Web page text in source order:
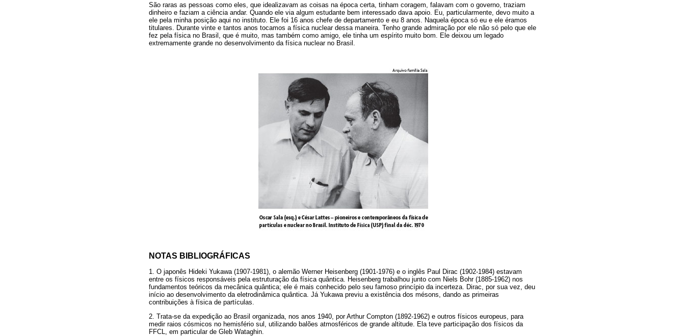
São raras as pessoas como eles, que idealizavam as coisas na época certa, tinham coragem, falavam com o governo, traziam
dinheiro e faziam a ciência andar. Quando ele via algum estudante bem interessado dava apoio. Eu, particularmente, devo muito a
ele pela minha posição aqui no instituto. Ele foi 16 anos chefe de departamento e eu 8 anos. Naquela época só eu e ele éramos
titulares. Durante vinte e tantos anos tocamos a física nuclear dessa maneira. Tenho grande admiração por ele não só pelo que ele
fez pela física no Brasil, que é muito, mas também como amigo, ele tinha um espírito muito bom. Ele deixou um legado
extremamente grande no desenvolvimento da física nuclear no Brasil.
NOTAS BIBLIOGRÁFICAS
1. O japonês Hideki Yukawa (1907-1981), o alemão Werner Heisenberg (1901-1976) e o inglês Paul Dirac (1902-1984) estavam
entre os físicos responsáveis pela estruturação da física quântica. Heisenberg trabalhou junto com Niels Bohr (1885-1962) nos
fundamentos teóricos da mecânica quântica; ele é mais conhecido pelo seu famoso princípio da incerteza. Dirac, por sua vez, deu
início ao desenvolvimento da eletrodinâmica quântica. Já Yukawa previu a existência dos mésons, dando as primeiras
contribuições à física de partículas.
2. Trata-se da expedição ao Brasil organizada, nos anos 1940, por Arthur Compton (1892-1962) e outros físicos europeus, para
medir raios cósmicos no hemisfério sul, utilizando balões atmosféricos de grande altitude. Ela teve participação dos físicos da
FFCL, em particular de Gleb Wataghin.